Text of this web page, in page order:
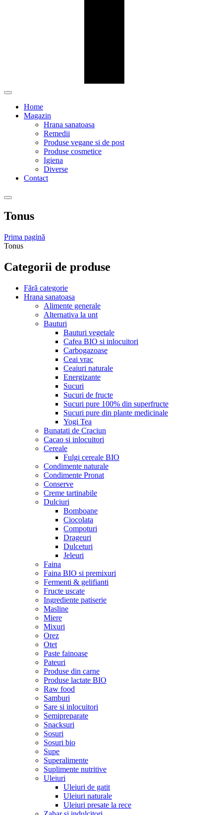
Home
Magazin
Hrana sanatoasa
Remedii
Produse vegane si de post
Produse cosmetice
Igiena
Diverse
Contact
Tonus
Prima pagină
Tonus
Categorii de produse
Fără categorie
Hrana sanatoasa
Alimente generale
Alternativa la unt
Bauturi
Bauturi vegetale
Cafea BIO si inlocuitori
Carbogazoase
Ceai vrac
Ceaiuri naturale
Energizante
Sucuri
Sucuri de fructe
Sucuri pure 100% din superfructe
Sucuri pure din plante medicinale
Yogi Tea
Bunatati de Craciun
Cacao si inlocuitori
Cereale
Fulgi cereale BIO
Condimente naturale
Condimente Pronat
Conserve
Creme tartinabile
Dulciuri
Bomboane
Ciocolata
Compoturi
Drageuri
Dulceturi
Jeleuri
Faina
Faina BIO si premixuri
Fermenti & gelifianti
Fructe uscate
Ingrediente patiserie
Masline
Miere
Mixuri
Orez
Otet
Paste fainoase
Pateuri
Produse din carne
Produse lactate BIO
Raw food
Samburi
Sare si inlocuitori
Semipreparate
Snacksuri
Sosuri
Sosuri bio
Supe
Superalimente
Suplimente nutritive
Uleiuri
Uleiuri de gatit
Uleiuri naturale
Uleiuri presate la rece